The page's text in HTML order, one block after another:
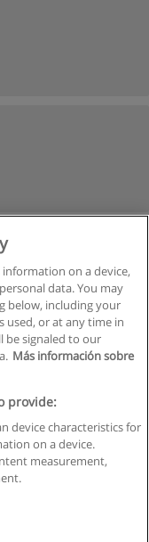
: B-95610580: -
on a device,
data. You may
below, including your
used, or at any time in
be signaled to our
Más información sobre
provide:
device characteristics for
on a device.
measurement,